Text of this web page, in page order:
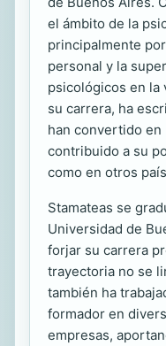
el ámbito de la
principalmente
personal y la
psicológicos en la
su carrera, ha
han convertido
contribuido a su
como en otros
Stamateas se
Universidad de
forjar su carrera
trayectoria no se
también ha
formador en
empresas,